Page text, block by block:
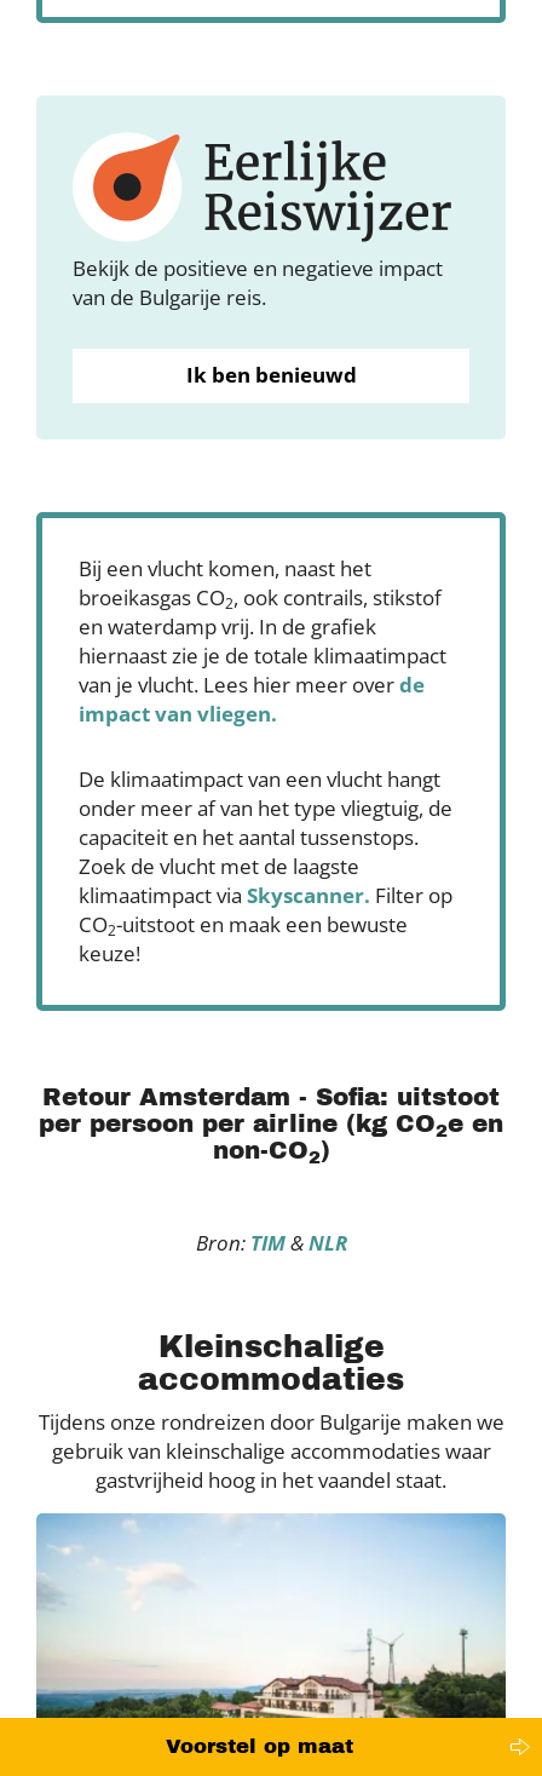
Bekijk de positieve en negatieve impact
van de Bulgarije reis.
Ik ben benieuwd
Bij een vlucht komen, naast het
broeikasgas CO2, ook contrails, stikstof
en waterdamp vrij. In de grafiek
hiernaast zie je de totale klimaatimpact
van je vlucht. Lees hier meer overde
impact van vliegen.
De klimaatimpact van een vlucht hangt
onder meer af van het type vliegtuig, de
capaciteit en het aantal tussenstops.
Zoek de vlucht met de laagste
klimaatimpact via Skyscanner. Filter op
CO2-uitstoot en maak een bewuste
keuze!
Retour Amsterdam - Sofia: uitstoot
per persoon per airline (kg CO2e en
non-CO2)
Bron: TIM&NLR
Kleinschalige
accommodaties
Tijdens onze rondreizen door Bulgarije maken we
gebruik van kleinschalige accommodaties waar
gastvrijheid hoog in het vaandel staat.
Voorstel op maat